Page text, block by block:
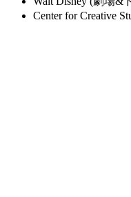
Center for Creative